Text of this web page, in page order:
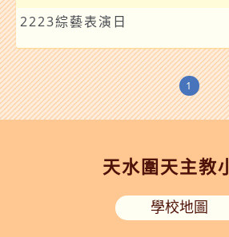
2223綜藝表演日
1
天水圍天主教
學校地圖